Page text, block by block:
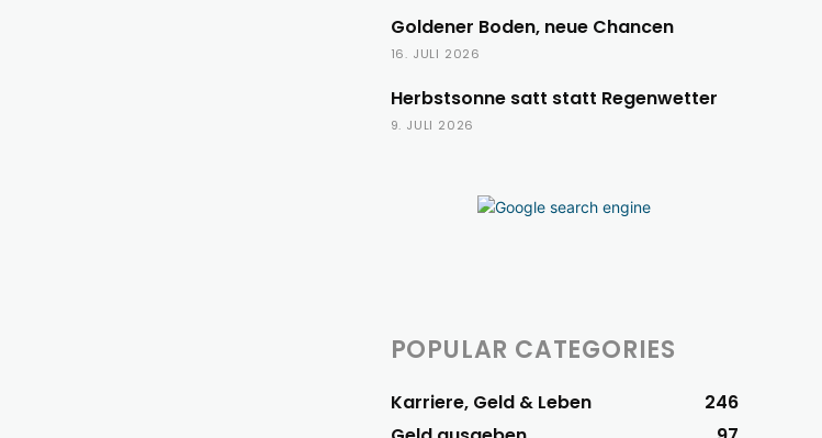
Goldener Boden, neue Chancen
16. JULI 2026
Herbstsonne satt statt Regenwetter
9. JULI 2026
POPULAR CATEGORIES
Karriere, Geld & Leben
246